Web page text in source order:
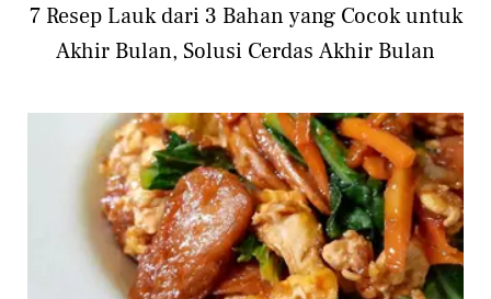
7 Resep Lauk dari 3 Bahan yang Cocok untuk
Akhir Bulan, Solusi Cerdas Akhir Bulan